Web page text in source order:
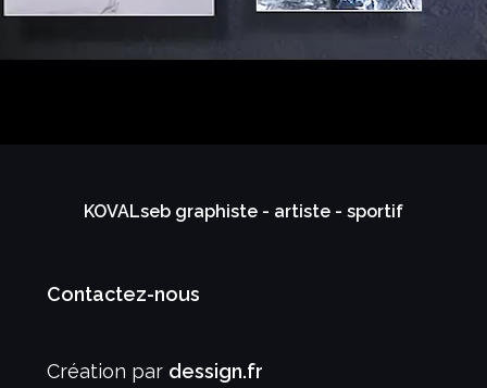
KOVALseb graphiste - artiste - sportif
Contactez-nous
Création par dessign.fr